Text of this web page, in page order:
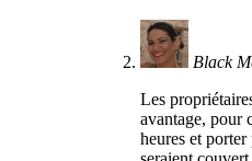
Black
Les
avantage, pour
heures et